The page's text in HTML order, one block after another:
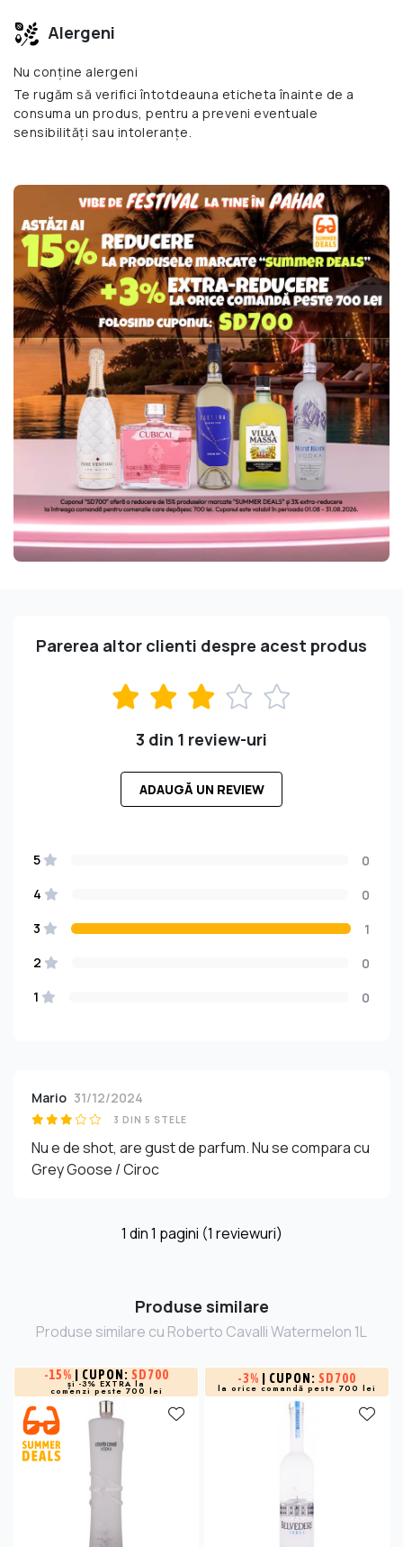
Alergeni
Nu conține alergeni
Te rugăm să verifici întotdeauna eticheta înainte de a
consuma un produs, pentru a preveni eventuale
sensibilități sau intoleranțe.
Parerea altor clienti despre acest produs
3 din 1 review-uri
ADAUGĂ UN REVIEW
5
0
4
0
3
1
2
0
1
0
Mario 31/12/2024
3 DIN 5 STELE
Nu e de shot, are gust de parfum. Nu se compara cu
Grey Goose / Ciroc
1 din1 pagini (1 reviewuri)
Produse similare
Produse similare cu Roberto Cavalli Watermelon 1L
-15% | CUPON: SD700
și -3% EXTRA la
comenzi peste 700 lei
-3% | CUPON: SD700
la orice comandă peste 700 lei